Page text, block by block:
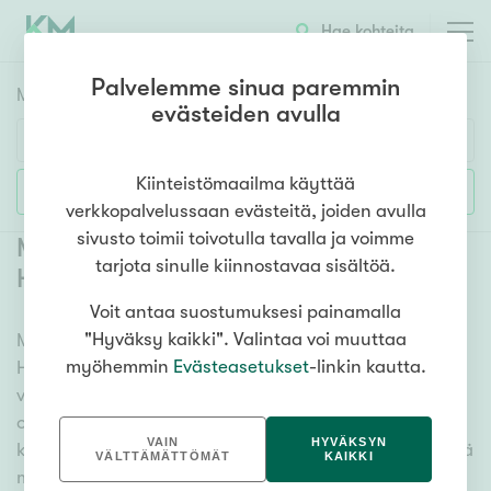
Hae kohteita
Myyntikohteet
Huoneluku
1h 2h 3h 4h 5h+
Asuntotyyppi
Kerros-/luhtitalo
Rivitalo/paritalo
Omakoti-/erillistalo
Maa- tai metsätila
Lisää hakuehtoja
Myytävät omakotitalot Helsinki
Hakuninmaa (3)
Meiltä löydät myytävät omakotitalot Helsinki
Hakuninmaa niin yhdessä tasossa olevista
vaihtoehdoista isoihin useamman kerroksen
omakotitaloihin. Sadat omakotitalokohteet ja erittäin
kattava kiinteistönvälittäjien verkosto varmistavat, että
meillä on hyvä paikallinen osaaminen ja tieto, mitä
Palvelemme sinua paremmin
evästeiden avulla
Kiinteistömaailma käyttää
verkkopalvelussaan evästeitä, joiden avulla
sivusto toimii toivotulla tavalla ja voimme
tarjota sinulle kiinnostavaa sisältöä.
Voit antaa suostumuksesi painamalla
"Hyväksy kaikki". Valintaa voi muuttaa
myöhemmin Evästeasetukset-linkin kautta.
VAIN
VÄLTTÄMÄTTÖMÄT
HYVÄKSYN
KAIKKI